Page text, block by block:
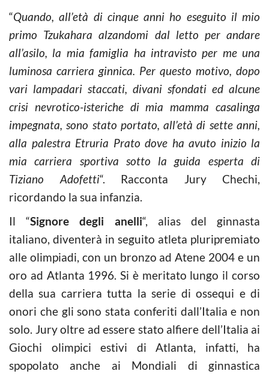
“Quando, all’età di cinque anni ho eseguito il mio
primo Tzukahara alzandomi dal letto per andare
all’asilo, la mia famiglia ha intravisto per me una
luminosa carriera ginnica. Per questo motivo, dopo
vari lampadari staccati, divani sfondati ed alcune
crisi nevrotico-isteriche di mia mamma casalinga
impegnata, sono stato portato, all’età di sette anni,
alla palestra Etruria Prato dove ha avuto inizio la
mia carriera sportiva sotto la guida esperta di
Tiziano Adofetti“. Racconta Jury Chechi,
ricordando la sua infanzia.
Il “Signore degli anelli“, alias del ginnasta
italiano, diventerà in seguito atleta pluripremiato
alle olimpiadi, con un bronzo ad Atene 2004 e un
oro ad Atlanta 1996. Si è meritato lungo il corso
della sua carriera tutta la serie di ossequi e di
onori che gli sono stata conferiti dall’Italia e non
solo. Jury oltre ad essere stato alfiere dell’Italia ai
Giochi olimpici estivi di Atlanta, infatti, ha
spopolato anche ai Mondiali di ginnastica